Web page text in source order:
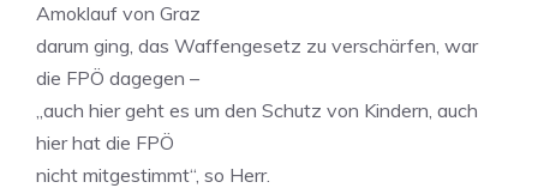
Amoklauf von Graz
darum ging, das Waffengesetz zu verschärfen, war
die FPÖ dagegen –
„auch hier geht es um den Schutz von Kindern, auch
hier hat die FPÖ
nicht mitgestimmt“, so Herr.